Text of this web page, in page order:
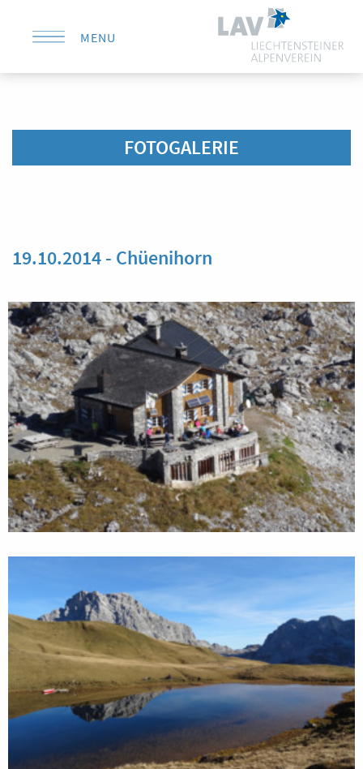
MENU
FOTOGALERIE
19.10.2014 - Chüenihorn